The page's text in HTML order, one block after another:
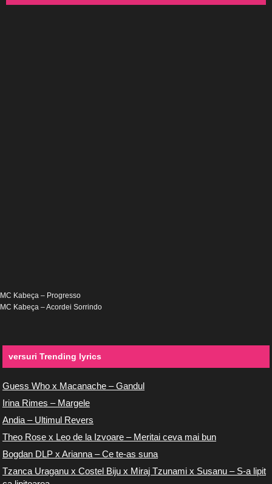
MC Kabeça – Progresso
MC Kabeça – Acordei Sorrindo
versuri Trending lyrics
Guess Who x Macanache – Gandul
Irina Rimes – Margele
Andia – Ultimul Revers
Theo Rose x Leo de la Izvoare – Meritai ceva mai bun
Bogdan DLP x Arianna – Ce te-as suna
Tzanca Uraganu x Costel Biju x Miraj Tzunami x Susanu – S-a lipit